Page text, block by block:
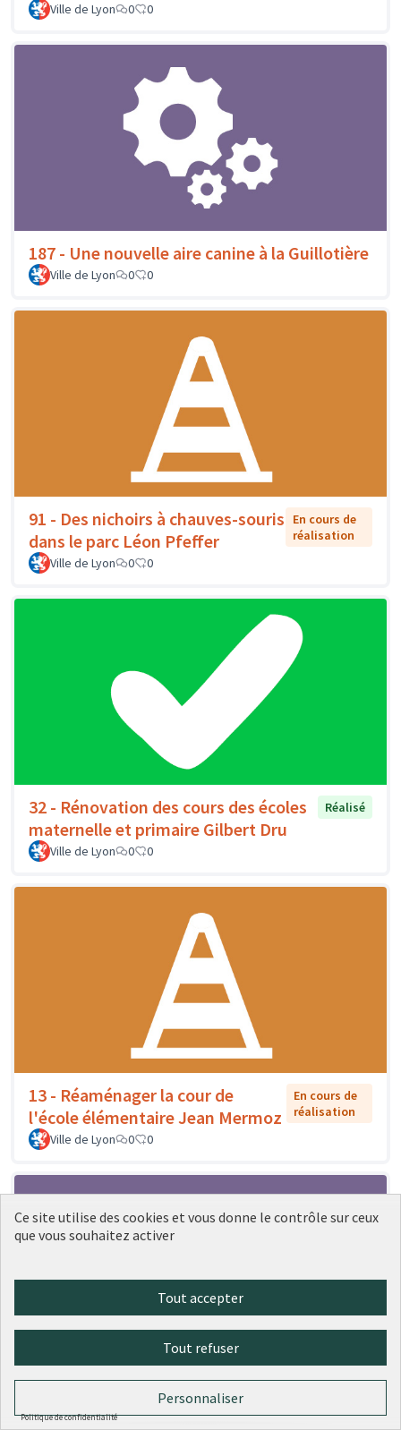
Ville de Lyon
0 0
187 - Une nouvelle aire canine à la Guillotière
Ville de Lyon 0 0
91 - Des nichoirs à chauves-souris
dans le parc Léon Pfeffer
En cours de
réalisation
Ville de Lyon
0 0
32 - Rénovation des cours des écoles
maternelle et primaire Gilbert Dru
Réalisé
Ville de Lyon 0 0
13 - Réaménager la cour de
l'école élémentaire Jean Mermoz
En cours de
réalisation
Ville de Lyon
0 0
185 - Une nouvelle aire de jeux inclusive au
Ce site utilise des cookies et vous donne le contrôle sur ceux
que vous souhaitez activer
Tout accepter
Tout refuser
Personnaliser
Politique de confidentialité